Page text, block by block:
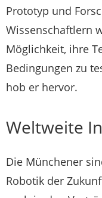
Prototyp und
Wissenschaftlern
Möglichkeit, ihre
Bedingungen zu
hob er hervor.
Weltweite
Die Münchener
Robotik der